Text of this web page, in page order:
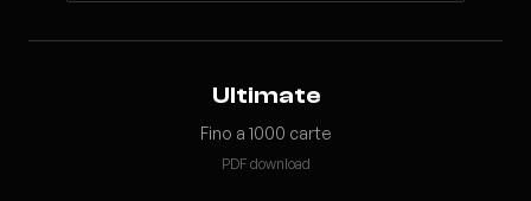
Ultimate
Fino a 1000 carte
PDF download